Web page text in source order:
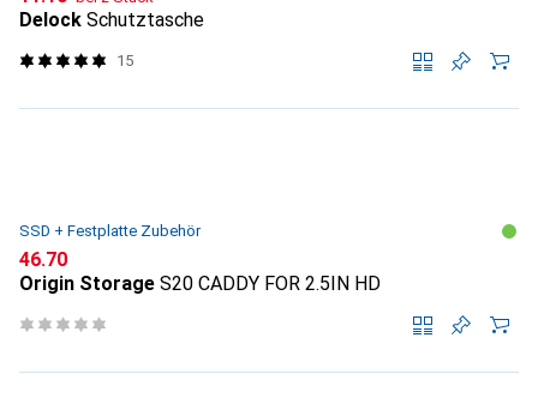
Delock Schutztasche
15
SSD + Festplatte Zubehör
CHF
46.70
Origin Storage S20 CADDY FOR 2.5IN HD